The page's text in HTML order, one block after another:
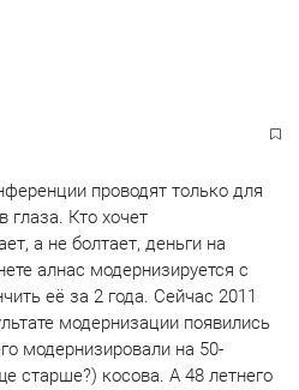
члены этого профсоюза.
сама прибежала к
посадили, он помог, дело
они, вроде, сами не стали
как беда, так с ней к
проводят только для
глаза. Кто хочет
а не болтает, деньги на
алнас модернизируется с
её за 2 года. Сейчас 2011
модернизации появились
модернизировали на 50-
старше?) косова. А 48 летнего